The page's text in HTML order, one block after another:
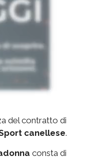
del contratto di
canellese.
consta di